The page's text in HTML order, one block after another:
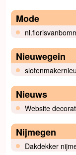
Mode
Nieuwegein
Nieuws
Website
Nijmegen
Dakdekker